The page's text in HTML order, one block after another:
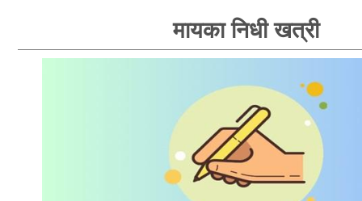
मायका निधी खत्री